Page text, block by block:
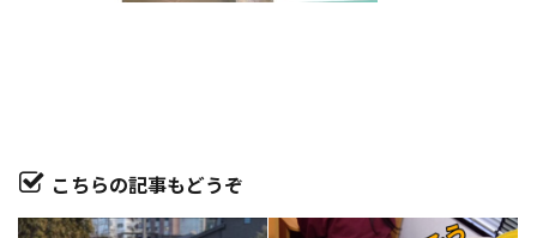
こちらの記事もどうぞ